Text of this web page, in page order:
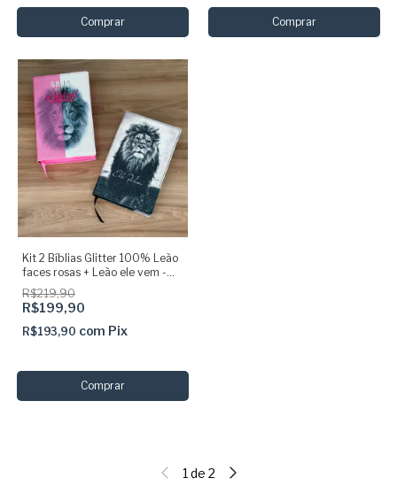
Kit 2 Bíblias Glitter 100% Leão
faces rosas + Leão ele vem -
ARC HIP
R$219,90
R$199,90
R$193,90 com Pix
1 de 2